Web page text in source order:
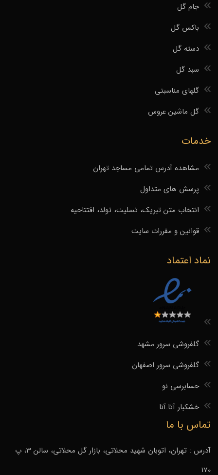
جام گل
باکس گل
دسته گل
سبد گل
گلهای مناسبتی
گل ماشین عروس
خدمات
مشاهده آدرس تمامی مساجد تهران
پرسش های متداول
انتخاب متن تبریک، تسلیت، تولد، افتتاحیه
قوانین و مقررات سایت
نماد اعتماد
گلفروشی سرور مشهد
گلفروشی سرور اصفهان
حسابرسی نو
خشکبار آتا.آنا
تماس با ما
آدرس : تهران، اتوبان شهید محلاتی، بازار گل محلاتی، سالن 3، پ
170